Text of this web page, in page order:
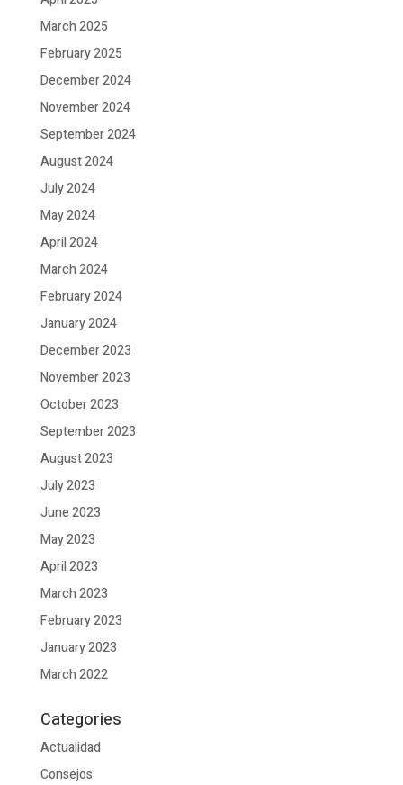
March 2025
February 2025
December 2024
November 2024
September 2024
August 2024
July 2024
May 2024
April 2024
March 2024
February 2024
January 2024
December 2023
November 2023
October 2023
September 2023
August 2023
July 2023
June 2023
May 2023
April 2023
March 2023
February 2023
January 2023
March 2022
Categories
Actualidad
Consejos